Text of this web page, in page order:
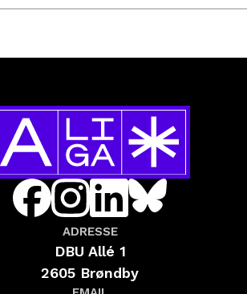
ADRESSE
DBU Allé 1
2605 Brøndby